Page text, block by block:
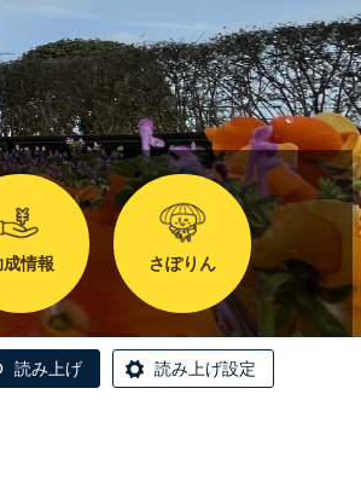
成情報 さぽりん
読み上げ 読み上げ設定